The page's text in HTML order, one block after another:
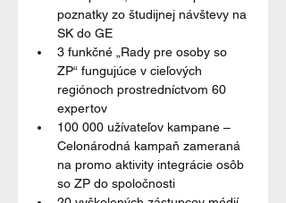
poznatky zo študijnej návštevy na
SK do GE
3 funkčné „Rady pre osoby so
ZP“ fungujúce v cieľových
regiónoch prostredníctvom 60
expertov
100 000 užívateľov kampane –
Celonárodná kampaň zameraná
na promo aktivity integrácie osôb
so ZP do spoločnosti